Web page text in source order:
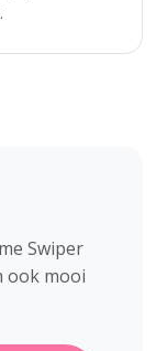
Swiper
ook mooi